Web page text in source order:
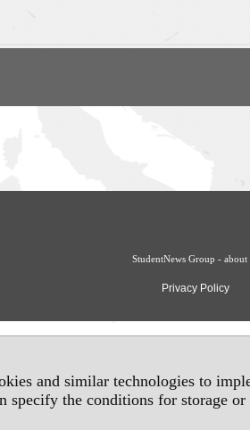
and similar technologies to
specify the conditions for storage
StudentNews Group - about
Privacy Policy